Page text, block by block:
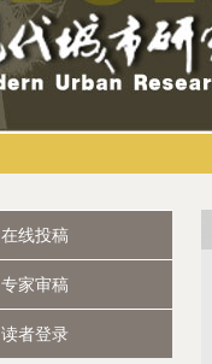
在线投稿
专家审稿
读者登录